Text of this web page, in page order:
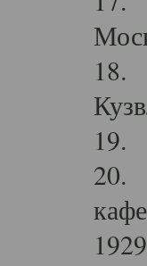
18.
19.
20.